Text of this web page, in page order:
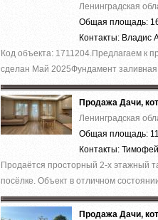
Ленинградская
Общая площадь:
Контакты: Владис
Код объекта: 1711204.Предлагаем к
cделaн Май 2025Фундамент
Продажа Дачи,
Ленинградская
Общая площадь:
Контакты:
Продаётся просторный 2-х этажный
посёлке. Объект в отличном
Продажа Дачи,